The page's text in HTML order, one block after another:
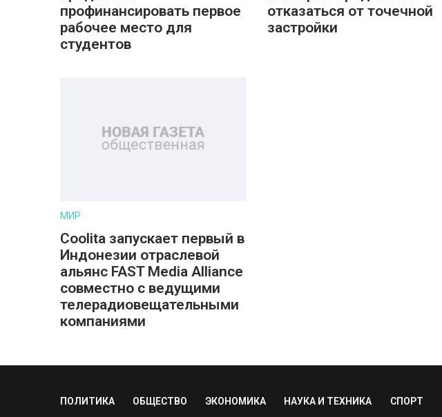
профинансировать первое
рабочее место для
студентов
отказаться от точечной
застройки
МИР
Coolita запускает первый в
Индонезии отраслевой
альянс FAST Media Alliance
совместно с ведущими
телерадиовещательными
компаниями
ПОЛИТИКА ОБЩЕСТВО ЭКОНОМИКА НАУКА И ТЕХНИКА СПОРТ